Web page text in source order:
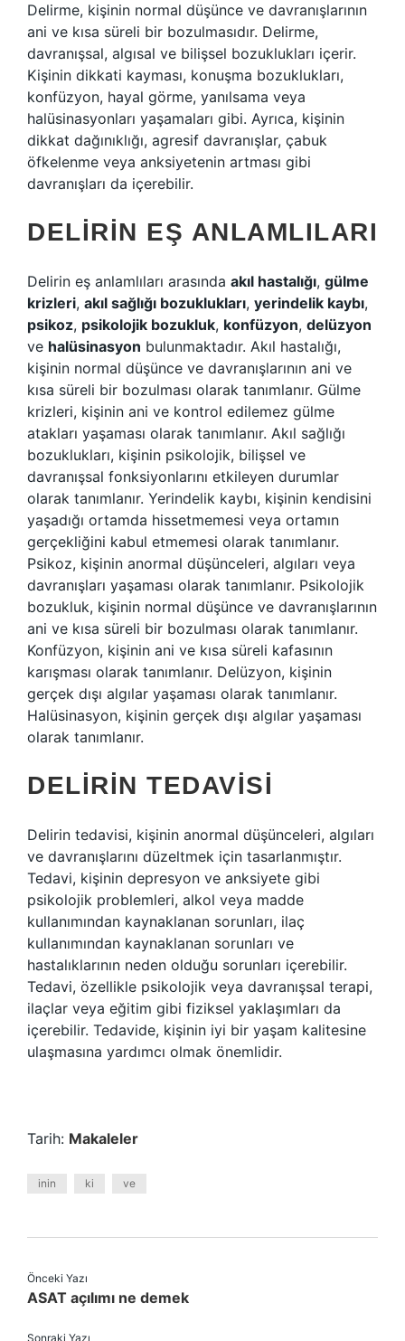
Delirme, kişinin normal düşünce ve davranışlarının
ani ve kısa süreli bir bozulmasıdır. Delirme,
davranışsal, algısal ve bilişsel bozuklukları içerir.
Kişinin dikkati kayması, konuşma bozuklukları,
konfüzyon, hayal görme, yanılsama veya
halüsinasyonları yaşamaları gibi. Ayrıca, kişinin
dikkat dağınıklığı, agresif davranışlar, çabuk
öfkelenme veya anksiyetenin artması gibi
davranışları da içerebilir.
DELIRIN EŞ ANLAMLILARI
Delirin eş anlamlıları arasında akıl hastalığı, gülme
krizleri, akıl sağlığı bozuklukları, yerindelik kaybı,
psikoz, psikolojik bozukluk, konfüzyon, delüzyon
ve halüsinasyon bulunmaktadır. Akıl hastalığı,
kişinin normal düşünce ve davranışlarının ani ve
kısa süreli bir bozulması olarak tanımlanır. Gülme
krizleri, kişinin ani ve kontrol edilemez gülme
atakları yaşaması olarak tanımlanır. Akıl sağlığı
bozuklukları, kişinin psikolojik, bilişsel ve
davranışsal fonksiyonlarını etkileyen durumlar
olarak tanımlanır. Yerindelik kaybı, kişinin kendisini
yaşadığı ortamda hissetmemesi veya ortamın
gerçekliğini kabul etmemesi olarak tanımlanır.
Psikoz, kişinin anormal düşünceleri, algıları veya
davranışları yaşaması olarak tanımlanır. Psikolojik
bozukluk, kişinin normal düşünce ve davranışlarının
ani ve kısa süreli bir bozulması olarak tanımlanır.
Konfüzyon, kişinin ani ve kısa süreli kafasının
karışması olarak tanımlanır. Delüzyon, kişinin
gerçek dışı algılar yaşaması olarak tanımlanır.
Halüsinasyon, kişinin gerçek dışı algılar yaşaması
olarak tanımlanır.
DELIRIN TEDAVISI
Delirin tedavisi, kişinin anormal düşünceleri, algıları
ve davranışlarını düzeltmek için tasarlanmıştır.
Tedavi, kişinin depresyon ve anksiyete gibi
psikolojik problemleri, alkol veya madde
kullanımından kaynaklanan sorunları, ilaç
kullanımından kaynaklanan sorunları ve
hastalıklarının neden olduğu sorunları içerebilir.
Tedavi, özellikle psikolojik veya davranışsal terapi,
ilaçlar veya eğitim gibi fiziksel yaklaşımları da
içerebilir. Tedavide, kişinin iyi bir yaşam kalitesine
ulaşmasına yardımcı olmak önemlidir.
Tarih: Makaleler
inin ki ve
Önceki Yazı
ASAT açılımı ne demek
Sonraki Yazı